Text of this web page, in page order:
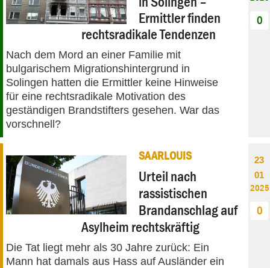
Ermittler finden
rechtsradikale Tendenzen
Nach dem Mord an einer Familie mit
bulgarischem Migrationshintergrund in
Solingen hatten die Ermittler keine Hinweise
für eine rechtsradikale Motivation des
geständigen Brandstifters gesehen. War das
vorschnell?
0
SAARLOUIS
Urteil nach
rassistischen
Brandanschlag auf
Asylheim rechtskräftig
Die Tat liegt mehr als 30 Jahre zurück: Ein
Mann hat damals aus Hass auf Ausländer ein
23
01
2025
0